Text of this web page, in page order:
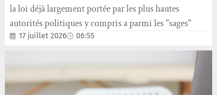
la loi déjà largement portée par les plus hautes
autorités politiques y compris a parmi les "sages"
17 juillet 2026 06:55